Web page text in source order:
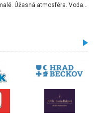
Úžasné prostredie, napriek tomu, že je malé. Úžasná atmosféra. Voda fantastická a nádherná. Ľudí je pomerne veľa, ale su mili a ohľaduplní. Je veľmi zaujímavé sledovať, ako dokážu spolu športovať cudzí ľudia a bez ohľadu na vek. Vládne tu pohoda. Vnuka neviem dostať z vody. Ďakujem za krásny deň . Urcite sa sem vrátim. Jediný problém je s parkovaním, ale aj ten sa mi podarilo vyriešiť. Monika Bratislava